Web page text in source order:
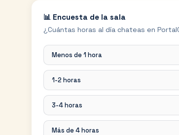
📊 Encuesta de la sala
¿Cuántas horas al día chateas en
Menos de 1 hora
1-2 horas
3-4 horas
Más de 4 horas